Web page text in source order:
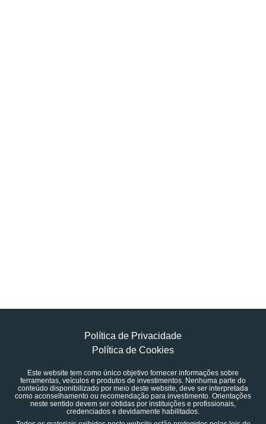
Política de Privacidade
Política de Cookies
Este website tem como único objetivo fornecer informações sobre
ferramentas, veículos e produtos de investimentos. Nenhuma parte do
conteúdo disponibilizado por meio deste website, deve ser interpretada
como aconselhamento ou recomendação para investimento. Orientações
neste sentido devem ser obtidas por instituições e profissionais,
credenciados e devidamente habilitados.